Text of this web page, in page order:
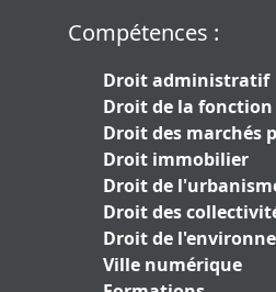
Compétences :
Droit administratif
Droit de la
Droit des marchés
Droit immobilier
Droit de
Droit des
Droit de
Ville numérique